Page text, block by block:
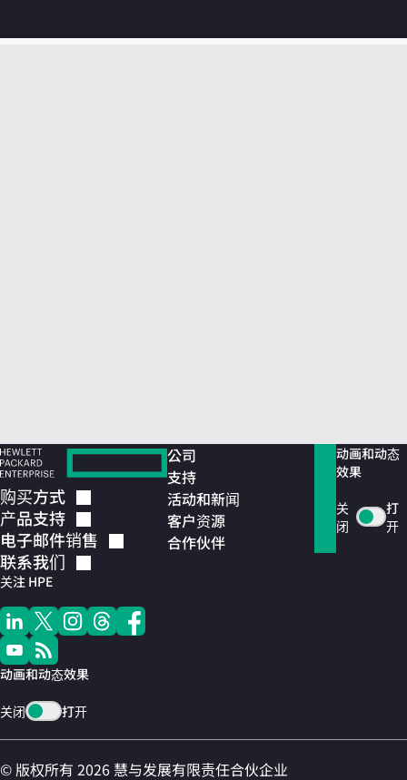
您的购物车目前是空的
购买方式
产品支持
电子邮件销售
联系我们
关注 HPE
动画和动态效果
关闭 打开
公司
支持
活动和新闻
客户资源
合作伙伴
动画和动态
效果
关
闭
打
开
© 版权所有 2026 慧与发展有限责任合伙企业